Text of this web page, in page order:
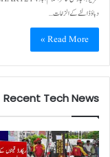
دباؤ ڈالنے کے الزامات…
Read More »
Recent Tech News